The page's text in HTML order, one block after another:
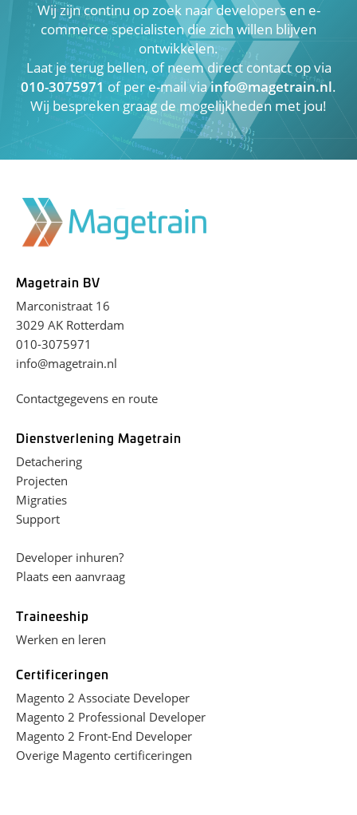
Wij zijn continu op zoek naar developers en e-
commerce specialisten die zich willen blijven
ontwikkelen.
Laat je terug bellen, of neem direct contact op via
010-3075971 of per e-mail viainfo@magetrain.nl.
Wij bespreken graag de mogelijkheden met jou!
Magetrain BV
Marconistraat 16
3029 AK Rotterdam
010-3075971
info@magetrain.nl
Contactgegevens en route
Dienstverlening Magetrain
Detachering
Projecten
Migraties
Support
Developer inhuren?
Plaats een aanvraag
Traineeship
Werken en leren
Certificeringen
Magento 2 Associate Developer
Magento 2 Professional Developer
Magento 2 Front-End Developer
Overige Magento certificeringen